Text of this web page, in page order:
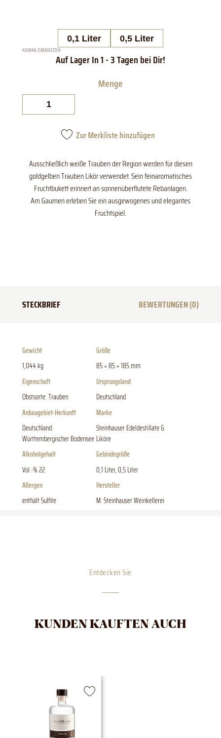
0,1 Liter 0,5 Liter
AUSWAHL ZURÜCKSETZEN
Zur Merkliste hinzufügen
Ausschließlich weiße Trauben der Region werden für diesen
goldgelben Trauben Likör verwendet. Sein feinaromatisches
Fruchtbukett erinnert an sonnenüberflutete Rebanlagen.
Am Gaumen erleben Sie ein ausgewogenes und elegantes
Fruchtspiel.
STECKBRIEF BEWERTUNGEN (0)
Gewicht
1,044 kg
Größe
85 × 85 × 185 mm
Eigenschaft
Obstsorte: Trauben
Ursprungsland
Deutschland
Anbaugebiet-Herkunft
Deutschland:
Württembergischer Bodensee
Marke
Steinhauser Edeldestillate &
Liköre
Alkoholgehalt
Vol.-% 22
Gebindegröße
0,1 Liter, 0,5 Liter
Allergen
enthält Sulfite
Hersteller
M. Steinhauser Weinkellerei
Entdecken Sie
KUNDEN KAUFTEN AUCH